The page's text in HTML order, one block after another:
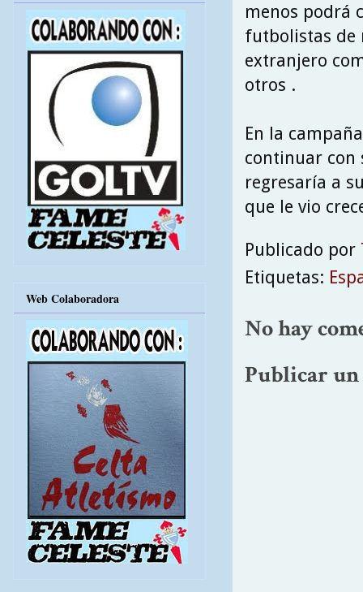
menos podrá
futbolistas de
extranjero
otros .
En la
continuar con
regresaría a
que le vio
Publicado por
Etiquetas:
No hay
Publicar
Web Colaboradora